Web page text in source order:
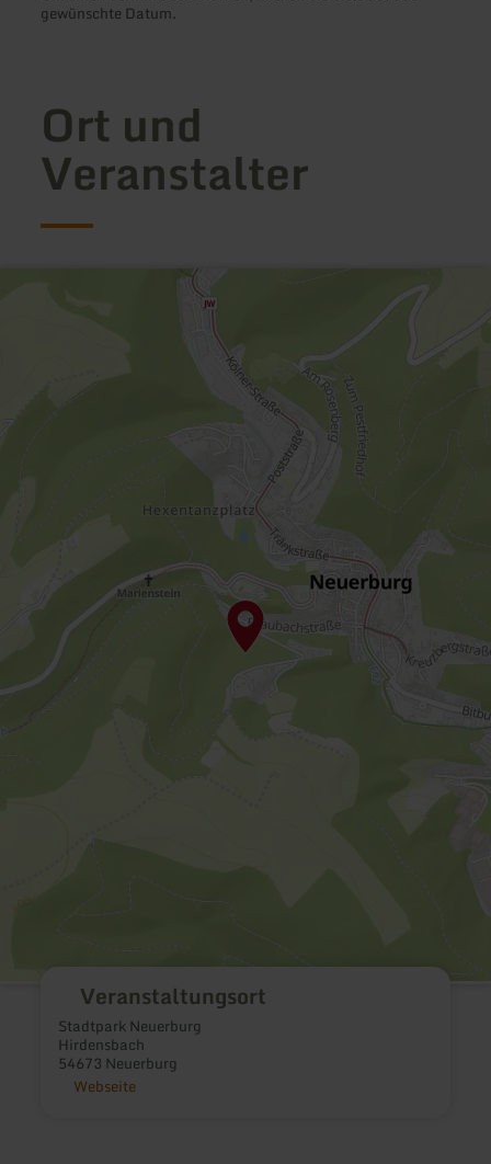
gewünschte Datum.
Ort und
Veranstalter
Veranstaltungsort
Stadtpark Neuerburg
Hirdensbach
54673 Neuerburg
Webseite